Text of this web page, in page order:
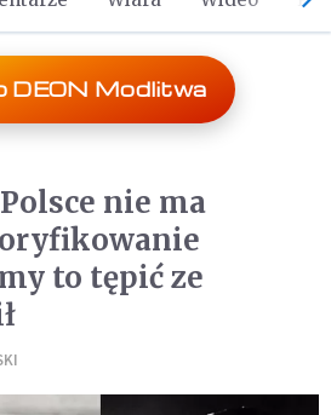
DEON Modlitwa
nie ma
to tępić ze